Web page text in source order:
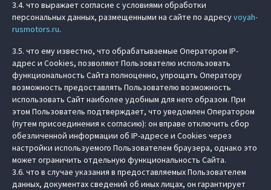
3.4. что выражает согласие с условиями обработки
персональных данных, размещенными на сайте по адресуvoyah-
rusmotors.ru.
3.5. что ему известно, что обрабатываемые Оператором IP-
адрес и Cookies, позволяют Пользователю использовать
функциональность Сайта полноценно, упрощать Оператору
возможность предоставлять Пользователю возможность
использовать Сайт наиболее удобным для него образом. При
этом Пользователь подтверждает, что уведомлен Оператором
(путем присоединения к согласию): он вправе отключить сбор
обезличенной информации об IP-адресе и Cookies через
настройки используемого Пользователем браузера, однако это
может ограничить отдельную функциональность Сайта.
3.6. что в случае указания в предоставляемых Пользователем
данных, документах сведений об иных лицах, он гарантирует